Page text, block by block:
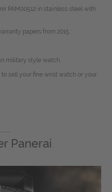
PAM00512 in stainless steel with
papers from 2015.
military style watch.
sell your fine wrist watch or your
Panerai